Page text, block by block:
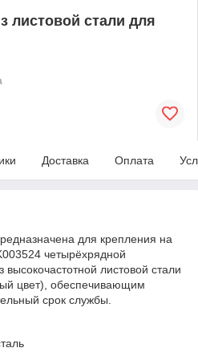
листовой стали для
Доставка Оплата
для крепления на
четырёхрядной
высокочастотной листовой стали
цвет), обеспечивающим
срок службы.